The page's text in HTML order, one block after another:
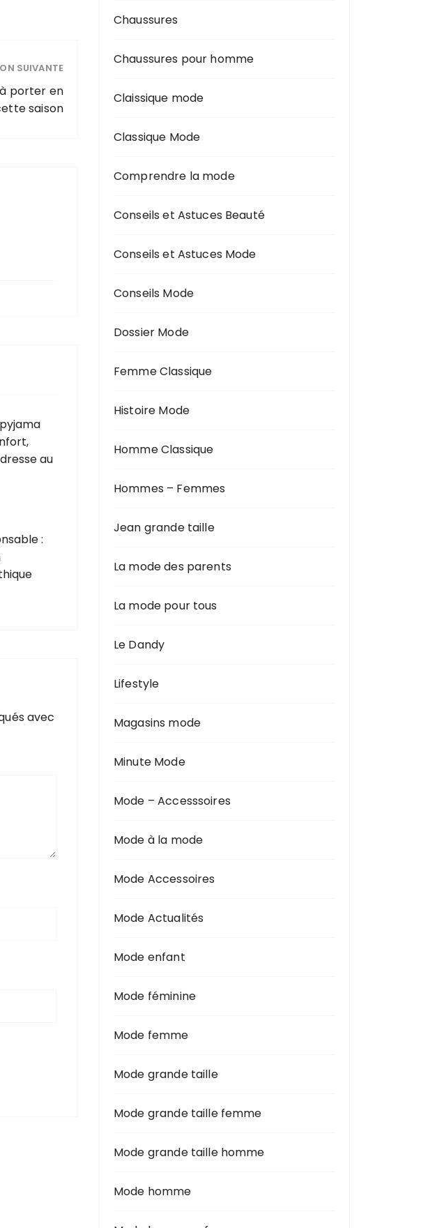
SUIVANTE
porter en
saison
au
:
avec
Chaussures
Chaussures pour homme
Claissique mode
Classique Mode
Comprendre la mode
Conseils et Astuces Beauté
Conseils et Astuces Mode
Conseils Mode
Dossier Mode
Femme Classique
Histoire Mode
Homme Classique
Hommes – Femmes
Jean grande taille
La mode des parents
La mode pour tous
Le Dandy
Lifestyle
Magasins mode
Minute Mode
Mode – Accesssoires
Mode à la mode
Mode Accessoires
Mode Actualités
Mode enfant
Mode féminine
Mode femme
Mode grande taille
Mode grande taille femme
Mode grande taille homme
Mode homme